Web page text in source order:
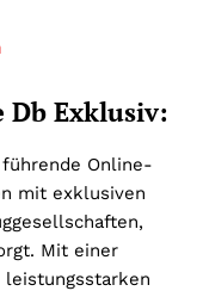
Db Exklusiv:
Online-
mit exklusiven
Mit einer
leistungsstarken